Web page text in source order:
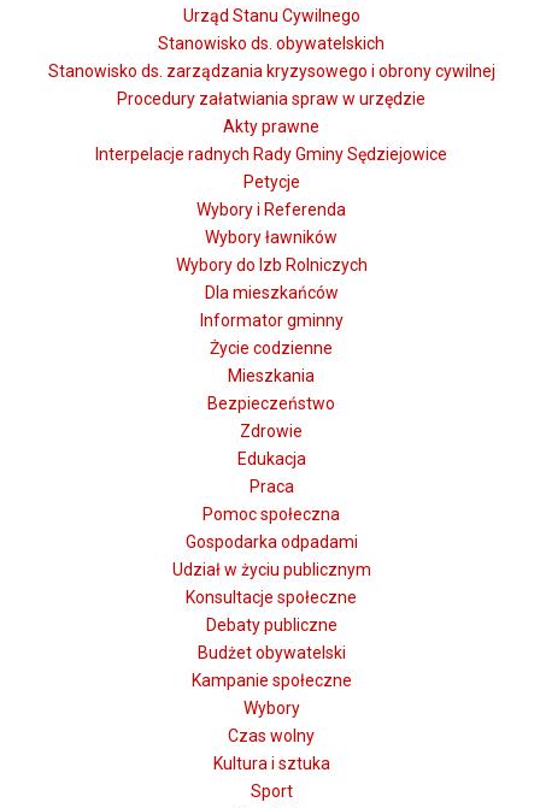
Urząd Stanu Cywilnego
Stanowisko ds. obywatelskich
Stanowisko ds. zarządzania kryzysowego i obrony cywilnej
Procedury załatwiania spraw w urzędzie
Akty prawne
Interpelacje radnych Rady Gminy Sędziejowice
Petycje
Wybory i Referenda
Wybory ławników
Wybory do Izb Rolniczych
Dla mieszkańców
Informator gminny
Życie codzienne
Mieszkania
Bezpieczeństwo
Zdrowie
Edukacja
Praca
Pomoc społeczna
Gospodarka odpadami
Udział w życiu publicznym
Konsultacje społeczne
Debaty publiczne
Budżet obywatelski
Kampanie społeczne
Wybory
Czas wolny
Kultura i sztuka
Sport